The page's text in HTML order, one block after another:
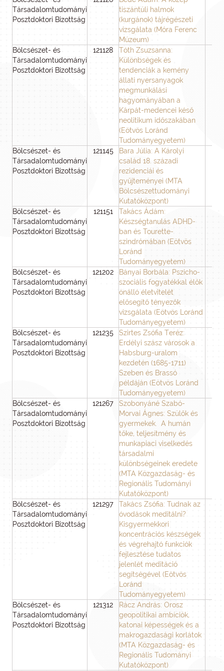
Társadalomtudományi
Posztdoktori Bizottság
tiszántúli halmok
(kurgánok) tájrégészeti
vizsgálata (Móra Ferenc
Múzeum)
Bölcsészet- és
Társadalomtudományi
Posztdoktori Bizottság
121128
Tóth Zsuzsanna:
Különbségek és
tendenciák a kemény
állati nyersanyagok
megmunkálási
hagyományában a
Kárpát-medencei késő
neolitikum időszakában
(Eötvös Loránd
Tudományegyetem)
Bölcsészet- és
Társadalomtudományi
Posztdoktori Bizottság
121145
Bara Júlia: A Károlyi
család 18. századi
rezidenciái és
gyűjteményei (MTA
Bölcsészettudományi
Kutatóközpont)
Bölcsészet- és
Társadalomtudományi
Posztdoktori Bizottság
121151
Takács Ádám:
Készségtanulás ADHD-
ban és Tourette-
szindrómában (Eötvös
Loránd
Tudományegyetem)
Bölcsészet- és
Társadalomtudományi
Posztdoktori Bizottság
121202
Bányai Borbála: Pszicho-
szociális fogyatékkal élők
önálló életvitelét
elősegítő tényezők
vizsgálata (Eötvös Loránd
Tudományegyetem)
Bölcsészet- és
Társadalomtudományi
Posztdoktori Bizottság
121235
Szirtes Zsófia Teréz:
Erdélyi szász városok a
Habsburg-uralom
kezdetén (1685-1711)
Szeben és Brassó
példáján (Eötvös Loránd
Tudományegyetem)
Bölcsészet- és
Társadalomtudományi
Posztdoktori Bizottság
121267
Szobonyáné Szabó-
Morvai Ágnes: Szülők és
gyermekek. A humán
tőke, teljesítmény és
munkapiaci viselkedés
társadalmi
különbségeinek eredete
(MTA Közgazdaság- és
Regionális Tudományi
Kutatóközpont)
Bölcsészet- és
Társadalomtudományi
Posztdoktori Bizottság
121297
Takács Zsófia: Tudnak az
óvodások meditálni?
Kisgyermekkori
koncentrációs készségek
és végrehajtó funkciók
fejlesztése tudatos
jelenlét meditáció
segítségével (Eötvös
Loránd
Tudományegyetem)
Bölcsészet- és
Társadalomtudományi
Posztdoktori Bizottság
121312
Rácz András: Orosz
geopolitikai ambíciók,
katonai képességek és a
makrogazdasági korlátok
(MTA Közgazdaság- és
Regionális Tudományi
Kutatóközpont)